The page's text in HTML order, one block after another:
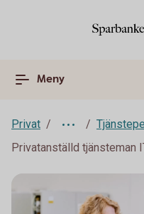
Meny
Privat
Privatanställd tjänsteman